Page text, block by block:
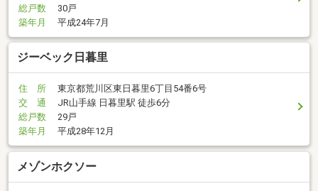
総戸数
30戸
築年月
平成24年7月
ジーベック日暮里
住 所
東京都荒川区東日暮里6丁目54番6号
交 通
JR山手線 日暮里駅 徒歩6分
総戸数
29戸
築年月
平成28年12月
メゾンホクソー